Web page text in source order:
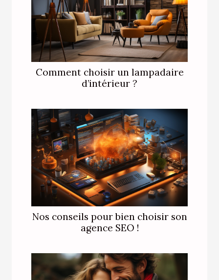
Comment choisir un lampadaire
d’intérieur ?
Nos conseils pour bien choisir son
agence SEO !